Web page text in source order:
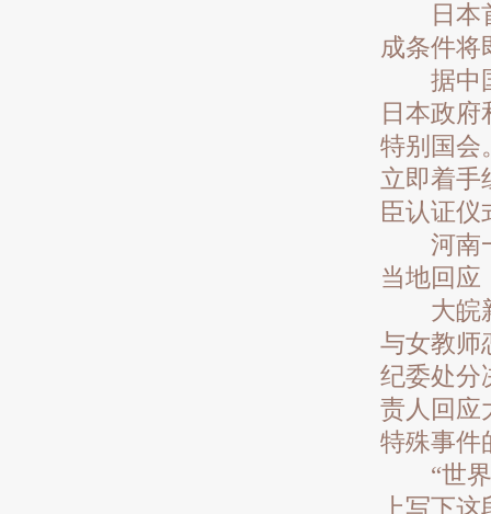
日本首
成条件将
据中国
日本政
特别国会
立即着手
臣认证仪
河南一
当地回应
大皖新
与女教师
纪委处分
责人回应
特殊事件
“世界
上写下这